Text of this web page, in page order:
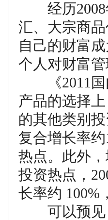
经历2008
汇、大宗商
自己的财富
个人对财富
《2011国
产品的选择
的其他类别
复合增长率
热点。此外
投资热点，
长率约 100%
可以预见